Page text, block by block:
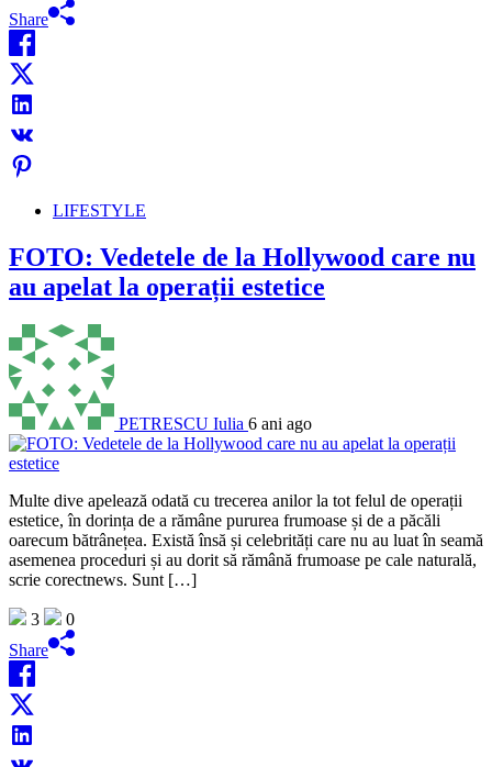
Share
LIFESTYLE
FOTO: Vedetele de la Hollywood care nu
au apelat la operații estetice
PETRESCU Iulia 6 ani ago
Multe dive apelează odată cu trecerea anilor la tot felul de operații
estetice, în dorința de a rămâne pururea frumoase și de a păcăli
oarecum bătrânețea. Există însă și celebrități care nu au luat în seamă
asemenea proceduri și au dorit să rămână frumoase pe cale naturală,
scrie corectnews. Sunt […]
3
0
Share